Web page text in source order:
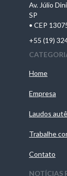
Av. Júlio
SP
• CEP
+55 (19)
Home
Empresa
Laudos
Trabalhe
Contato
NOTÍCIAS